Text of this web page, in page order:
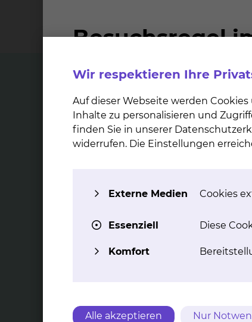
Top Themen
ge­setz­li­chen
(Ar­beits- und
Die gesetzliche
mehr
auf
Wir respektieren Ihre
Auf dieser Webseite werden
Inhalte zu personalisieren und
finden Sie in unserer
widerrufen. Die Einstellungen
Externe Medien Cookies
Essenziell Diese
Komfort
Alle akzeptieren Nur